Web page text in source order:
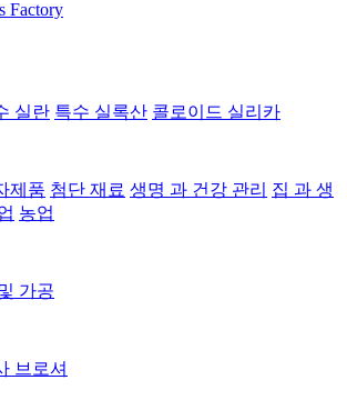
실란 특수 실록산 콜로이드 실리카
제품 첨단 재료 생명 과 건강 관리 집 과 생
농업
가공
브로셔